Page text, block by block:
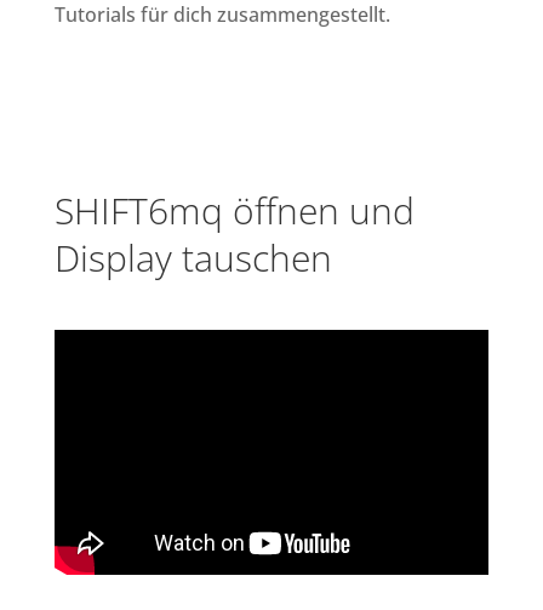
Tutorials für dich zusammengestellt.
SHIFT6mq öffnen und
Display tauschen